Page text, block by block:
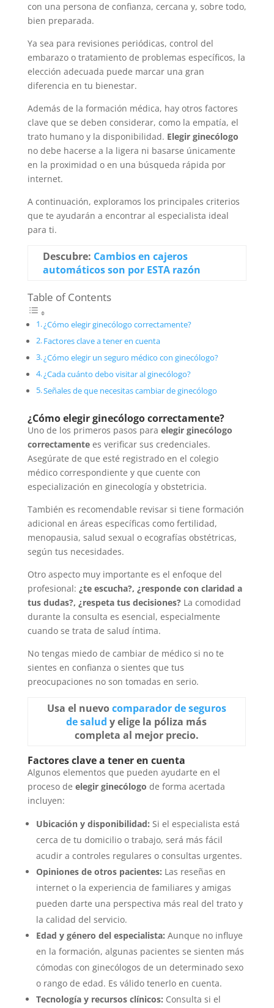
con una persona de confianza, cercana y, sobre todo,
bien preparada.
Ya sea para revisiones periódicas, control del
embarazo o tratamiento de problemas específicos, la
elección adecuada puede marcar una gran
diferencia en tu bienestar.
Además de la formación médica, hay otros factores
clave que se deben considerar, como la empatía, el
trato humano y la disponibilidad. Elegir ginecólogo
no debe hacerse a la ligera ni basarse únicamente
en la proximidad o en una búsqueda rápida por
internet.
A continuación, exploramos los principales criterios
que te ayudarán a encontrar al especialista ideal
para ti.
Descubre: Cambios en cajeros
automáticos son por ESTA razón
Table of Contents
¿Cómo elegir ginecólogo correctamente?
Factores clave a tener en cuenta
¿Cómo elegir un seguro médico con ginecólogo?
¿Cada cuánto debo visitar al ginecólogo?
Señales de que necesitas cambiar de ginecólogo
¿Cómo elegir ginecólogo correctamente?
Uno de los primeros pasos para elegir ginecólogo
correctamentees verificar sus credenciales.
Asegúrate de que esté registrado en el colegio
médico correspondiente y que cuente con
especialización en ginecología y obstetricia.
También es recomendable revisar si tiene formación
adicional en áreas específicas como fertilidad,
menopausia, salud sexual o ecografías obstétricas,
según tus necesidades.
Otro aspecto muy importante es el enfoque del
profesional: ¿te escucha?, ¿responde con claridad a
tus dudas?, ¿respeta tus decisiones?La comodidad
durante la consulta es esencial, especialmente
cuando se trata de salud íntima.
No tengas miedo de cambiar de médico si no te
sientes en confianza o sientes que tus
preocupaciones no son tomadas en serio.
Usa el nuevocomparador de seguros
de salud y elige la póliza más
completa al mejor precio.
Factores clave a tener en cuenta
Algunos elementos que pueden ayudarte en el
proceso de elegir ginecólogo de forma acertada
incluyen:
Ubicación y disponibilidad: Si el especialista está
cerca de tu domicilio o trabajo, será más fácil
acudir a controles regulares o consultas urgentes.
Opiniones de otros pacientes: Las reseñas en
internet o la experiencia de familiares y amigas
pueden darte una perspectiva más real del trato y
la calidad del servicio.
Edad y género del especialista: Aunque no influye
en la formación, algunas pacientes se sienten más
cómodas con ginecólogos de un determinado sexo
o rango de edad. Es válido tenerlo en cuenta.
Tecnología y recursos clínicos: Consulta si el